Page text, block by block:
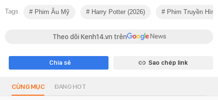
Tags Phim Âu Mỹ Harry Potter (2026) Phim Truyền Hình
Theo dõi Kenh14.vn trên
Chia sẻ Sao chép link
CÙNG MỤC ĐANG HOT